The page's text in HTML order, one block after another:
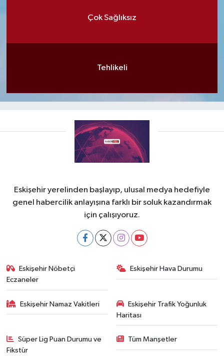
Çok Sağlıksız
Tehlikeli
Eskişehir yerelinden başlayıp, ulusal medya hedefiyle
genel habercilik anlayışına farklı bir soluk kazandırmak
için çalışıyoruz.
Eskişehir Nöbetçi
Eczaneler
Eskişehir Hava Durumu
Eskişehir Namaz Vakitleri
Eskişehir Trafik Yoğunluk
Haritası
Süper Lig Puan Durumu ve
Fikstür
Tüm Manşetler